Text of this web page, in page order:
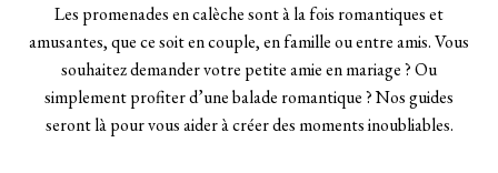
Les promenades en calèche sont à la fois romantiques et
amusantes, que ce soit en couple, en famille ou entre amis. Vous
souhaitez demander votre petite amie en mariage ? Ou
simplement profiter d’une balade romantique ? Nos guides
seront là pour vous aider à créer des moments inoubliables.